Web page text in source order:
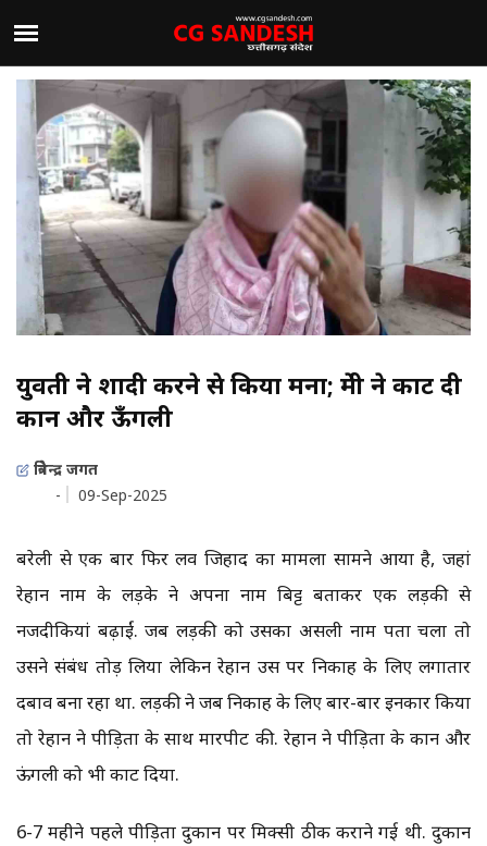
युवती ने शादी करने से किया मना; प्रेमी ने काट दी
कान और ऊँगली
त्रिवेन्द्र जगत
-
09-Sep-2025
बरेली से एक बार फिर लव जिहाद का मामला सामने आया है, जहां
रेहान नाम के लड़के ने अपना नाम बिट्टू बताकर एक लड़की से
नजदीकियां बढ़ाईं. जब लड़की को उसका असली नाम पता चला तो
उसने संबंध तोड़ लिया लेकिन रेहान उस पर निकाह के लिए लगातार
दबाव बना रहा था. लड़की ने जब निकाह के लिए बार-बार इनकार किया
तो रेहान ने पीड़िता के साथ मारपीट की. रेहान ने पीड़िता के कान और
ऊंगली को भी काट दिया.
6-7 महीने पहले पीड़िता दुकान पर मिक्सी ठीक कराने गई थी. दुकान